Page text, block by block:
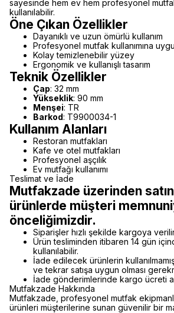
sayesinde hem ev hem profesyonel
kullanılabilir.
Öne Çıkan Özellikler
Dayanıklı ve uzun ömürlü kullanım
Profesyonel mutfak kullanımına
Kolay temizlenebilir yüzey
Ergonomik ve kullanışlı tasarım
Teknik Özellikler
Çap: 32 mm
Yükseklik: 90 mm
Menşei: TR
Barkod: T9900034-1
Kullanım Alanları
Restoran mutfakları
Kafe ve otel mutfakları
Profesyonel aşçılık
Ev mutfağı kullanımı
Teslimat ve İade
Mutfakzade üzerinden satın
ürünlerde müşteri
önceliğimizdir.
Siparişler hızlı şekilde kargoya
Ürün tesliminden itibaren 14 gün
kullanılabilir.
İade edilecek ürünlerin
ve tekrar satışa uygun olması
İade gönderimlerinde kargo ücreti
Mutfakzade Hakkında
Mutfakzade, profesyonel mutfak
ürünleri müşterilerine sunan güvenilir bir